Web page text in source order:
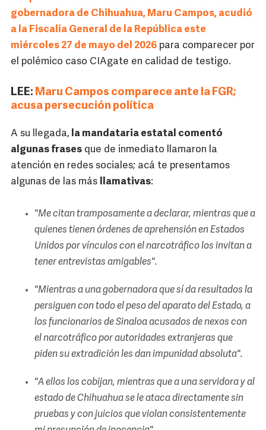
gobernadora de Chihuahua, Maru Campos, acudió
a la Fiscalía General de la República este
miércoles 27 de mayo del 2026 para comparecer por
el polémico caso CIAgate en calidad de testigo.
LEE: Maru Campos comparece ante la FGR;
acusa persecución política
A su llegada, la mandataria estatal comentó
algunas frases que de inmediato llamaron la
atención en redes sociales; acá te presentamos
algunas de las más llamativas:
"Me citan tramposamente a declarar, mientras que a
quienes tienen órdenes de aprehensión en Estados
Unidos por vínculos con el narcotráfico los invitan a
tener entrevistas amigables".
"Mientras a una gobernadora que sí da resultados la
persiguen con todo el peso del aparato del Estado, a
los funcionarios de Sinaloa acusados de nexos con
el narcotráfico por autoridades extranjeras que
piden su extradición les dan impunidad absoluta".
"A ellos los cobijan, mientras que a una servidora y al
estado de Chihuahua se le ataca directamente sin
pruebas y con juicios que violan consistentemente